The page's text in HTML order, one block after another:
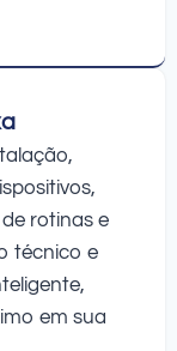
rotinas e
técnico e
em sua